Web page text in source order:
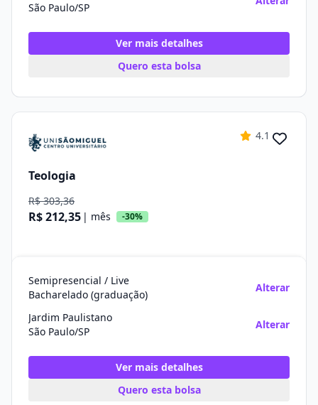
São Paulo/SP
Ver mais detalhes
Quero esta bolsa
4.1
Teologia
R$ 303,36
R$ 212,35 | mês -30%
Semipresencial / Live
Bacharelado (graduação)
Alterar
Jardim Paulistano
São Paulo/SP
Alterar
Ver mais detalhes
Quero esta bolsa